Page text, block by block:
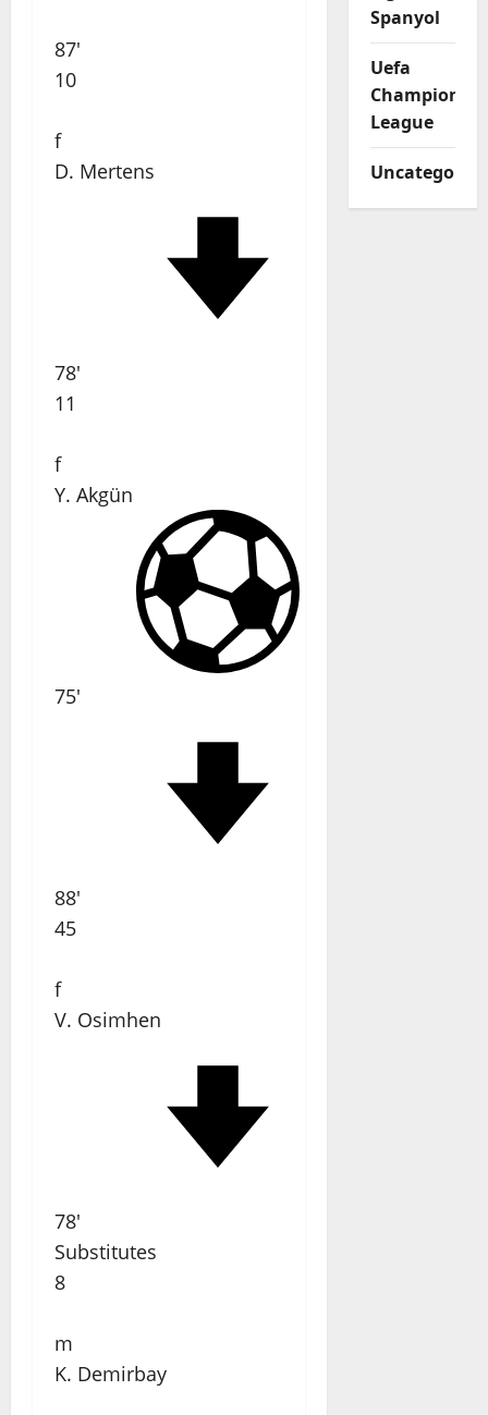
87'
10
f
D. Mertens
78'
11
f
Y. Akgün
75'
88'
45
f
V. Osimhen
78'
Substitutes
8
m
K. Demirbay
Spanyol
Uefa
Champions
League